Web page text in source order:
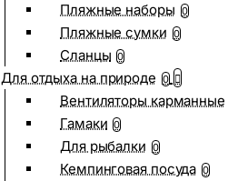
Пляжные наборы 0
Пляжные сумки 0
Сланцы 0
Для отдыха на природе 0
Вентиляторы карманные
Гамаки 0
Для рыбалки 0
Кемпинговая посуда 0